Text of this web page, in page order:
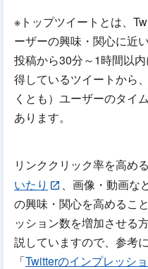
※トップツイートとは、
ーザーの興味・関心に近
投稿から30分～1時間以
得しているツイートから
くとも）ユーザーのタイ
あります。
リンククリック率を高め
いたり
、画像・動画な
の興味・関心を高めるこ
ッション数を増加させる
説していますので、参考
「Twitterのインプレッシ